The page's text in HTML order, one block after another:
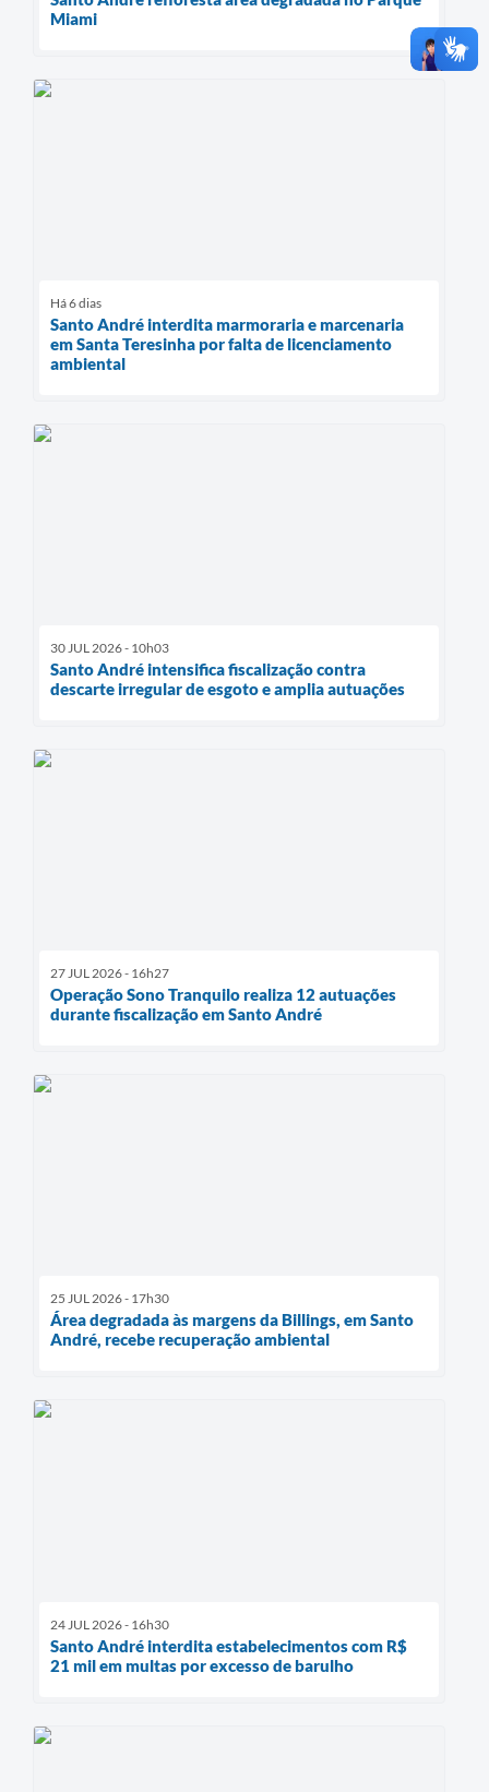
Miami
Há 6 dias
Santo André interdita marmoraria e marcenaria
em Santa Teresinha por falta de licenciamento
ambiental
30 JUL 2026 - 10h03
Santo André intensifica fiscalização contra
descarte irregular de esgoto e amplia autuações
27 JUL 2026 - 16h27
Operação Sono Tranquilo realiza 12 autuações
durante fiscalização em Santo André
25 JUL 2026 - 17h30
Área degradada às margens da Billings, em Santo
André, recebe recuperação ambiental
24 JUL 2026 - 16h30
Santo André interdita estabelecimentos com R$
21 mil em multas por excesso de barulho